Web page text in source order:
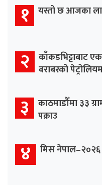
१ यस्तो छ आजका
२ काँकडभिट्टाबाट
बराबरको
३ काठमाडौँमा ३३
पक्राउ
४ मिस नेपाल–२०२६